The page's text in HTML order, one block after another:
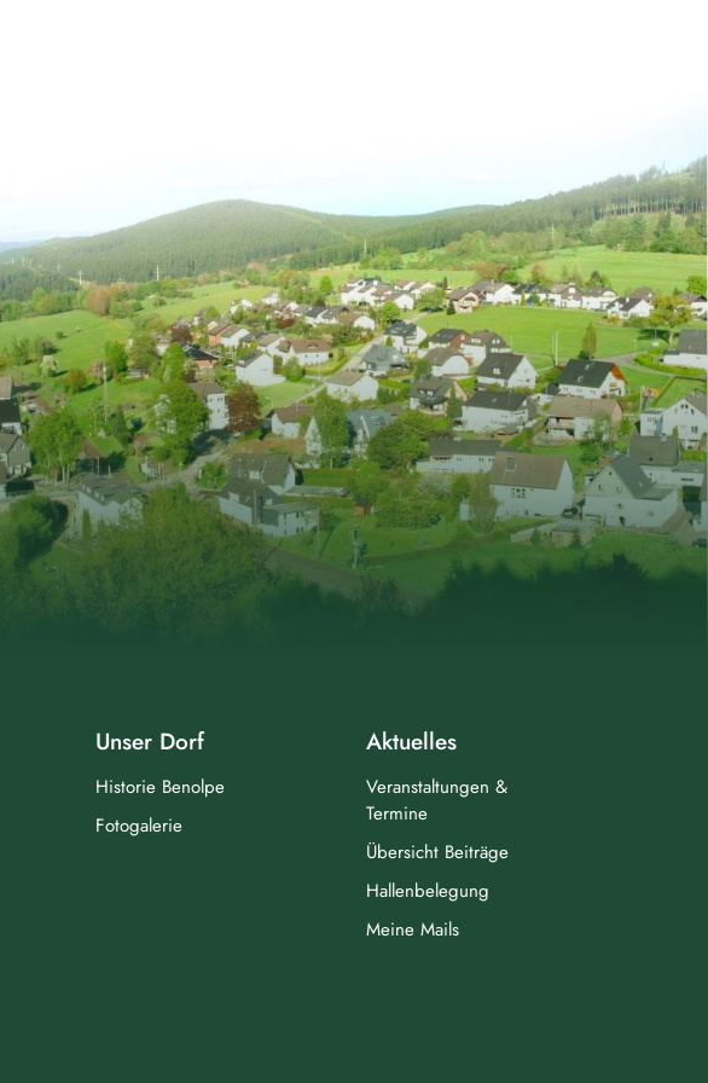
Unser Dorf
Historie Benolpe
Fotogalerie
Aktuelles
Veranstaltungen &
Termine
Übersicht Beiträge
Hallenbelegung
Meine Mails